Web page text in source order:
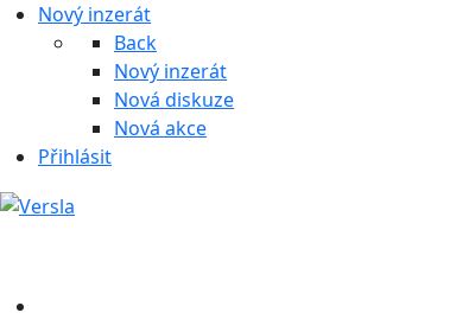
Nový inzerát
Back
Nový inzerát
Nová diskuze
Nová akce
Přihlásit